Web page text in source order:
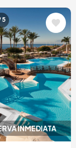
INMEDIATA
5